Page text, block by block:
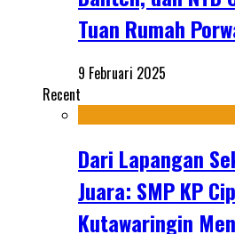
Tuan Rumah
9 Februari 2025
Recent
Dari Lapangan
Juara: SMP KP
Kutawaringin